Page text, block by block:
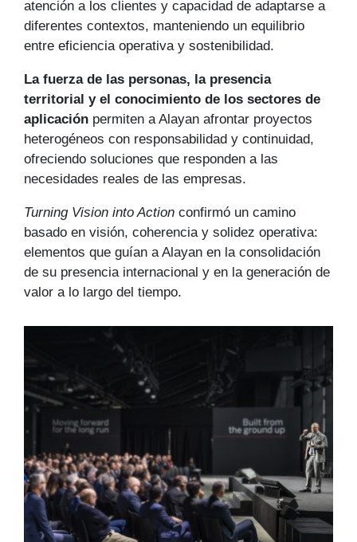
atención a los clientes y capacidad de adaptarse a
diferentes contextos, manteniendo un equilibrio
entre eficiencia operativa y sostenibilidad.
La fuerza de las personas, la presencia
territorial y el conocimiento de los sectores de
aplicación permiten a Alayan afrontar proyectos
heterogéneos con responsabilidad y continuidad,
ofreciendo soluciones que responden a las
necesidades reales de las empresas.
Turning Vision into Action confirmó un camino
basado en visión, coherencia y solidez operativa:
elementos que guían a Alayan en la consolidación
de su presencia internacional y en la generación de
valor a lo largo del tiempo.